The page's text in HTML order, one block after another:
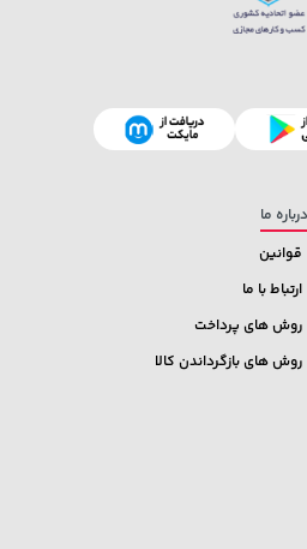
104,080,000 تومان
درباره ما
قوانین
ارتباط با ما
روش های پرداخت
روش های بازگرداندن کالا